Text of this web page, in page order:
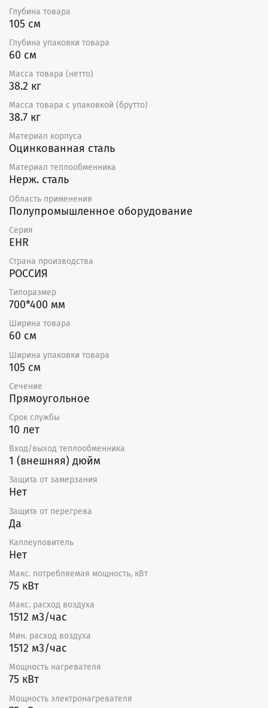
Возможность установки в любом положении.
из высококачественной нержавеющей стали.
Корпус нагревателей изготовлен
из оцинкованной листовой стали.
Гарантия — 12 месяцев
Глубина товара
105 см
Глубина упаковки товара
60 см
Масса товара (нетто)
38.2 кг
Масса товара с упаковкой (брутто)
38.7 кг
Материал корпуса
Оцинкованная сталь
Материал теплообменника
Нерж. сталь
Область применения
Полупромышленное оборудование
Серия
EHR
Страна производства
РОССИЯ
Типоразмер
700*400 мм
Ширина товара
60 см
Ширина упаковки товара
105 см
Сечение
Прямоугольное
Срок службы
10 лет
Вход/выход теплообменника
1 (внешняя) дюйм
Защита от замерзания
Нет
Защита от перегрева
Да
Каплеуловитель
Нет
Макс. потребляемая мощность, кВт
75 кВт
Макс. расход воздуха
1512 м3/час
Мин. расход воздуха
1512 м3/час
Мощность нагревателя
75 кВт
Мощность электронагревателя